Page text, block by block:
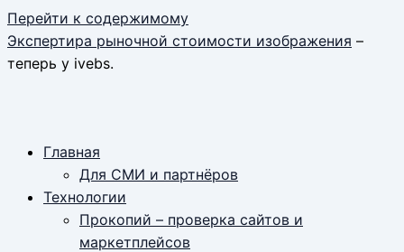
Перейти к содержимому
Экспертира рыночной стоимости изображения –
теперь у ivebs.
Главная
Для СМИ и партнёров
Технологии
Прокопий – проверка сайтов и
маркетплейсов